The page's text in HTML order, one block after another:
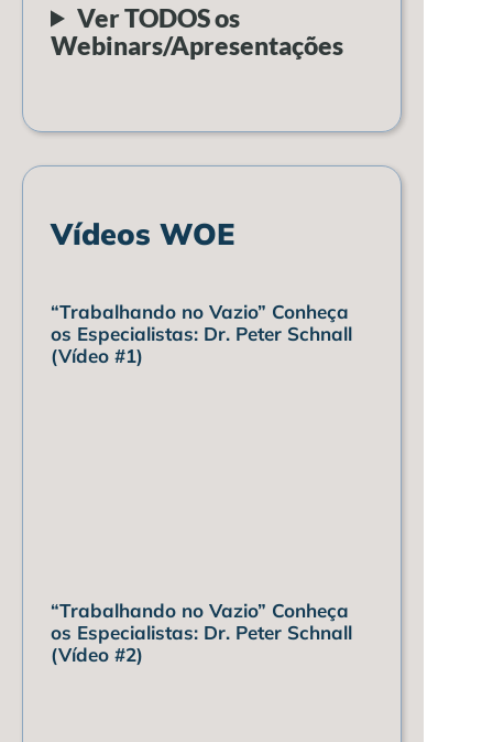
Ver TODOS os
Webinars/Apresentações
Vídeos WOE
“Trabalhando no Vazio” Conheça
os Especialistas: Dr. Peter Schnall
(Vídeo #1)
“Trabalhando no Vazio” Conheça
os Especialistas: Dr. Peter Schnall
(Vídeo #2)